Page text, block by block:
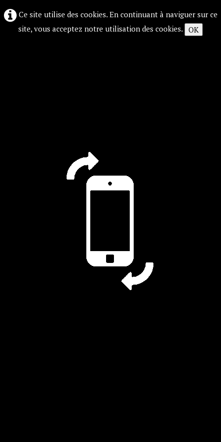
Ce site utilise des cookies. En continuant à naviguer sur ce
site, vous acceptez notre utilisation des cookies. OK